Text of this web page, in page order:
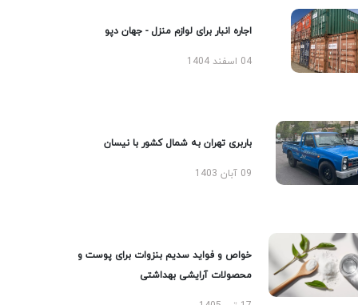
اجاره انبار برای لوازم منزل - جهان دپو
04 اسفند 1404
باربری تهران به شمال کشور با نیسان
09 آبان 1403
خواص و فواید سدیم بنزوات برای پوست و
محصولات آرایشی بهداشتی